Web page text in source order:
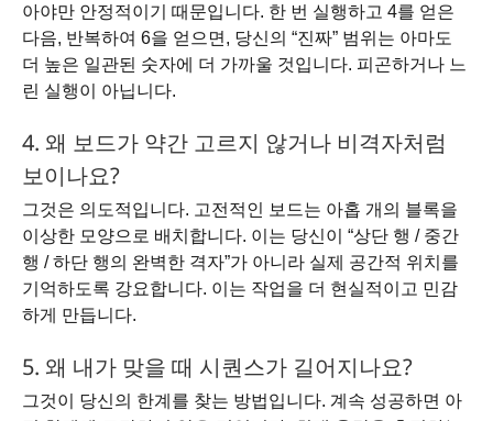
아야만 안정적이기 때문입니다. 한 번 실행하고 4를 얻은
다음, 반복하여 6을 얻으면, 당신의 “진짜” 범위는 아마도
더 높은 일관된 숫자에 더 가까울 것입니다. 피곤하거나 느
린 실행이 아닙니다.
4. 왜 보드가 약간 고르지 않거나 비격자처럼
보이나요?
그것은 의도적입니다. 고전적인 보드는 아홉 개의 블록을
이상한 모양으로 배치합니다. 이는 당신이 “상단 행 / 중간
행 / 하단 행의 완벽한 격자”가 아니라 실제 공간적 위치를
기억하도록 강요합니다. 이는 작업을 더 현실적이고 민감
하게 만듭니다.
5. 왜 내가 맞을 때 시퀀스가 길어지나요?
그것이 당신의 한계를 찾는 방법입니다. 계속 성공하면 아